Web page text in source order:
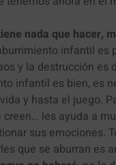
nada que hacer,
infantil es
y la destrucción es
infantil es bien, es
y hasta el juego.
creen… les ayuda a
sus emociones.
que se aburran es